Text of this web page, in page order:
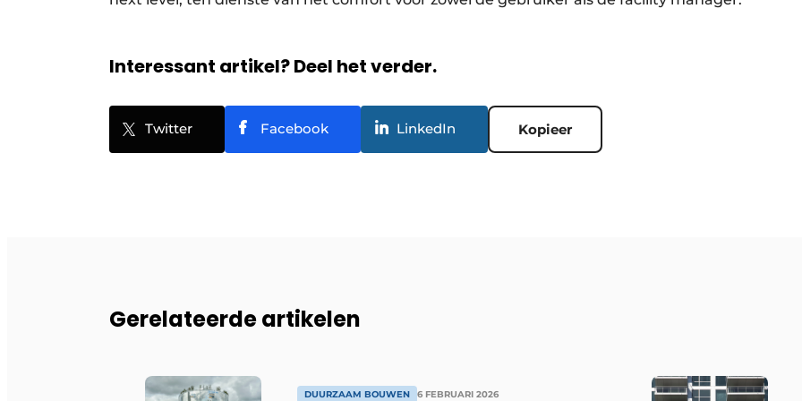
Interessant artikel? Deel het verder.
Twitter Facebook LinkedIn Kopieer
Gerelateerde artikelen
DUURZAAM BOUWEN 6 FEBRUARI 2026